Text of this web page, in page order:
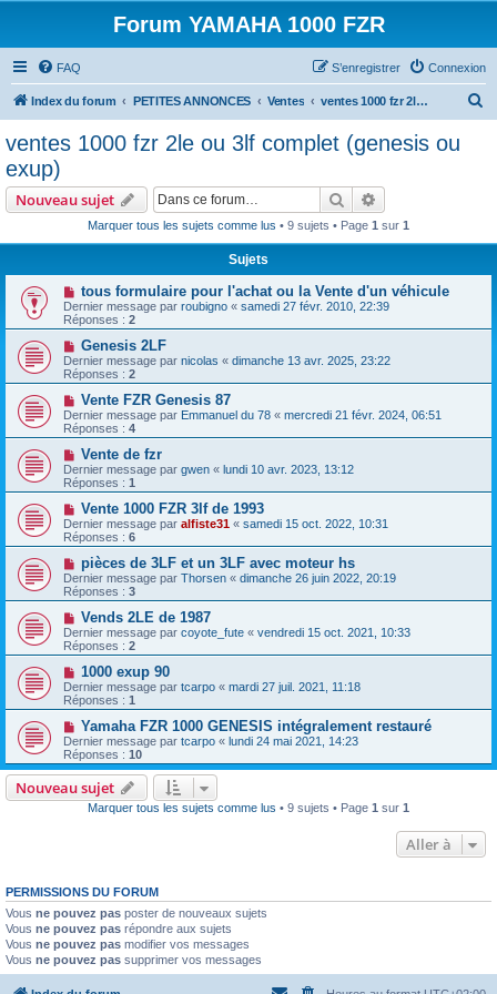
Forum YAMAHA 1000 FZR
FAQ Connexion
S’enregistrer
Index du forum PETITES ANNONCES Ventes ventes 1000 fzr 2le ou 3lf complet (genesis ou exup)
ventes 1000 fzr 2le ou 3lf complet (genesis ou
exup)
Nouveau sujet Rechercher
Marquer tous les sujets comme lus • 9 sujets • Page 1 sur 1
Sujets
tous formulaire pour l'achat ou la Vente d'un véhicule
Dernier message par roubigno « samedi 27 févr. 2010, 22:39
Réponses : 2
Genesis 2LF
Dernier message par nicolas « dimanche 13 avr. 2025, 23:22
Réponses : 2
Vente FZR Genesis 87
Dernier message par Emmanuel du 78 « mercredi 21 févr. 2024, 06:51
Réponses : 4
Vente de fzr
Dernier message par gwen « lundi 10 avr. 2023, 13:12
Réponses : 1
Vente 1000 FZR 3lf de 1993
Dernier message par alfiste31 « samedi 15 oct. 2022, 10:31
Réponses : 6
pièces de 3LF et un 3LF avec moteur hs
Dernier message par Thorsen « dimanche 26 juin 2022, 20:19
Réponses : 3
Vends 2LE de 1987
Dernier message par coyote_fute « vendredi 15 oct. 2021, 10:33
Réponses : 2
1000 exup 90
Dernier message par tcarpo « mardi 27 juil. 2021, 11:18
Réponses : 1
Yamaha FZR 1000 GENESIS intégralement restauré
Dernier message par tcarpo « lundi 24 mai 2021, 14:23
Réponses : 10
Nouveau sujet
Marquer tous les sujets comme lus • 9 sujets • Page 1 sur 1
Aller à
PERMISSIONS DU FORUM
Vous ne pouvez pas poster de nouveaux sujets
Vous ne pouvez pas répondre aux sujets
Vous ne pouvez pas modifier vos messages
Vous ne pouvez pas supprimer vos messages